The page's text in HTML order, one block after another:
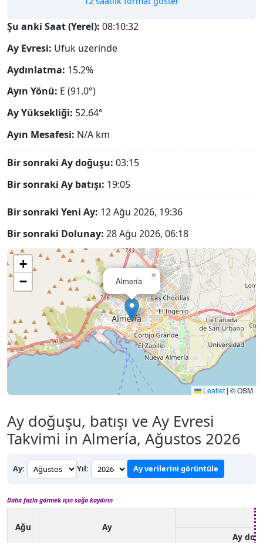
Şu anki Saat (Yerel): 08:10:33
Ay Evresi: Ufuk üzerinde
Aydınlatma: 15.2%
Ayın Yönü: E (91.0°)
Ay Yüksekliği: 52.64°
Ayın Mesafesi: N/A km
Bir sonraki Ay doğuşu: 03:15
Bir sonraki Ay batışı: 19:05
Bir sonraki Yeni Ay: 12 Ağu 2026, 19:36
Bir sonraki Dolunay: 28 Ağu 2026, 06:18
Almería
×
+
−
Leaflet | © OSM
Ay doğuşu, batışı ve Ay Evresi
Takvimi in Almería, Ağustos 2026
Ay: Yıl: Ay verilerini görüntüle
Daha fazla görmek için sağa kaydırın
Ağu
Ay
Ay